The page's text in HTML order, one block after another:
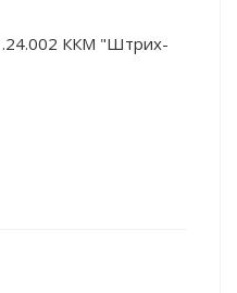
ККМ "Штрих-